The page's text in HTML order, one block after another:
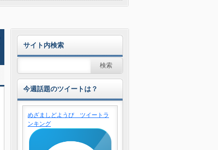
サイト内検索
今週話題のツイートは？
めざましどようび ツイートラ
ンキング